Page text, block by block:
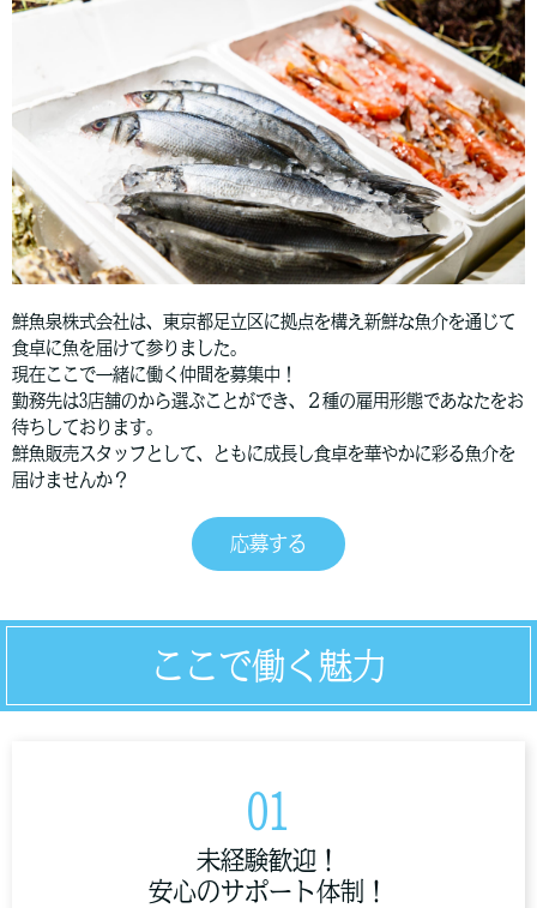
鮮魚泉株式会社は、東京都足立区に拠点を構え新鮮な魚介を通じて
食卓に魚を届けて参りました。
現在ここで一緒に働く仲間を募集中！
勤務先は3店舗のから選ぶことができ、２種の雇用形態であなたをお
待ちしております。
鮮魚販売スタッフとして、ともに成長し食卓を華やかに彩る魚介を
届けませんか？
応募する
ここで働く魅力
01
未経験歓迎！
安心のサポート体制！